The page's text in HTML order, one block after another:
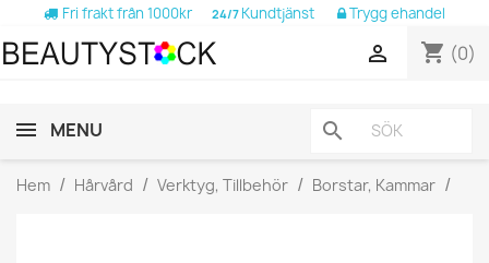
Fri frakt från 1000kr 24/7 Kundtjänst Trygg ehandel
shopping_cart (0)

MENU search
Hem Hårvård Verktyg, Tillbehör Borstar, Kammar